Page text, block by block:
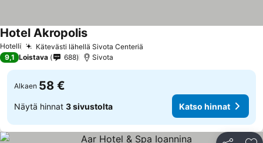
Hotelli Kätevästi lähellä Sivota Centeriä
Hotel AkropolisKatso hinnat
9,1 Loistava 688 Sivota
Alkaen 58 €
Näytä hinnat 3 sivustolta Katso hinnat